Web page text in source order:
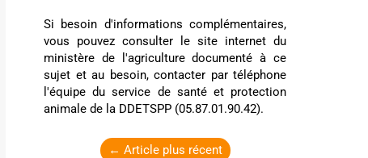
Si besoin d'informations complémentaires,
vous pouvez consulter le site internet du
ministère de l'agriculture documenté à ce
sujet et au besoin, contacter par téléphone
l'équipe du service de santé et protection
animale de la DDETSPP (05.87.01.90.42).
← Article plus récent